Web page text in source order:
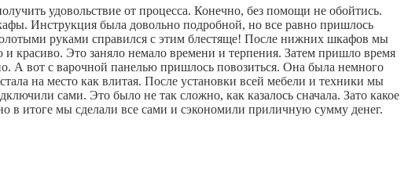
удовольствие от процесса. Конечно, без помощи не обойтись.
Инструкция была довольно подробной, но все равно пришлось
руками справился с этим блестяще! После нижних шкафов мы
красиво. Это заняло немало времени и терпения. Затем пришло время
А вот с варочной панелью пришлось повозиться. Она была немного
на место как влитая. После установки всей мебели и техники мы
сами. Это было не так сложно, как казалось сначала. Зато какое
в итоге мы сделали все сами и сэкономили приличную сумму денег.